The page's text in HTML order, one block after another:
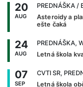
20
AUG
PREDNÁŠKA /
Asteroidy a
ešte čaká
24
AUG
PREDNÁŠKA,
Letná škola
07
SEP
CVTI SR,
Letná škola